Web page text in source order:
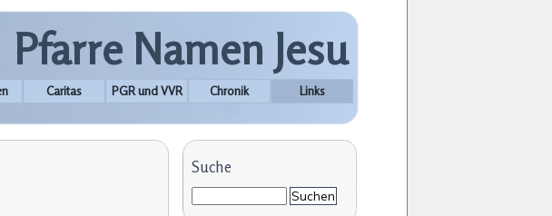
Pfarre Namen Jesu
Caritas PGR und VVR Chronik Links
Suche
Suchen